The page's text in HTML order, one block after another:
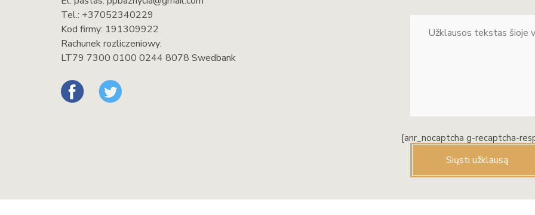
Tel.: +37052340229
Kod firmy: 191309922
Rachunek rozliczeniowy:
LT79 7300 0100 0244 8078 Swedbank
[anr_nocaptcha g-recaptcha-